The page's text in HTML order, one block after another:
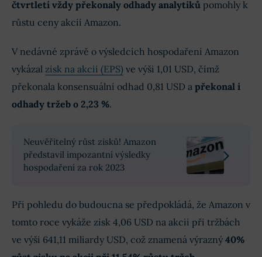
čtvrtletí vždy překonaly odhady analytiků pomohly k
růstu ceny akcií Amazon.
V nedávné zprávě o výsledcích hospodaření Amazon
vykázal zisk na akcii (EPS) ve výši 1,01 USD, čímž
překonala konsensuální odhad 0,81 USD a překonal i
odhady tržeb o 2,23 %.
Neuvěřitelný růst zisků! Amazon
představil impozantní výsledky
hospodaření za rok 2023
Při pohledu do budoucna se předpokládá, že Amazon v
tomto roce vykáže zisk 4,06 USD na akcii při tržbách
ve výši 641,11 miliardy USD, což znamená výrazný 40%